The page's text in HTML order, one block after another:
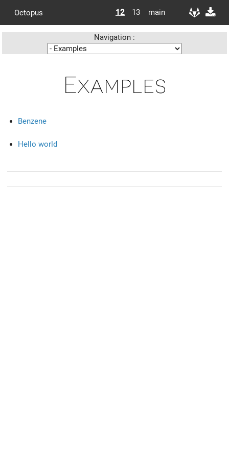
Octopus 12 13 main
Navigation :
Examples
Benzene
Hello world